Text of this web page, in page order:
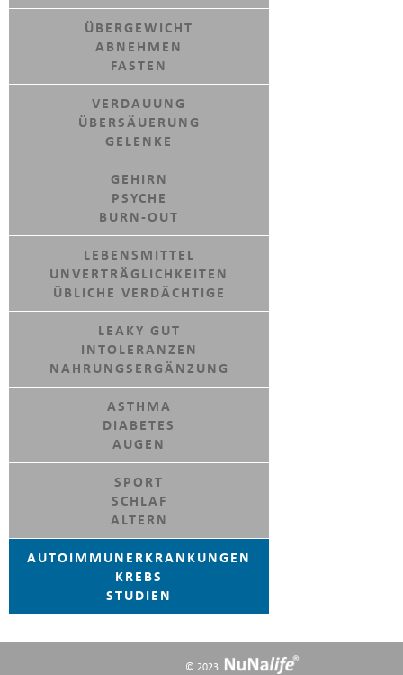
ÜBERGEWICHT
ABNEHMEN
FASTEN
VERDAUUNG
ÜBERSÄUERUNG
GELENKE
GEHIRN
PSYCHE
BURN-OUT
LEBENSMITTEL
UNVERTRÄGLICHKEITEN
ÜBLICHE VERDÄCHTIGE
LEAKY GUT
INTOLERANZEN
NAHRUNGSERGÄNZUNG
ASTHMA
DIABETES
AUGEN
SPORT
SCHLAF
ALTERN
AUTOIMMUNERKRANKUNGEN
KREBS
STUDIEN
© 2023